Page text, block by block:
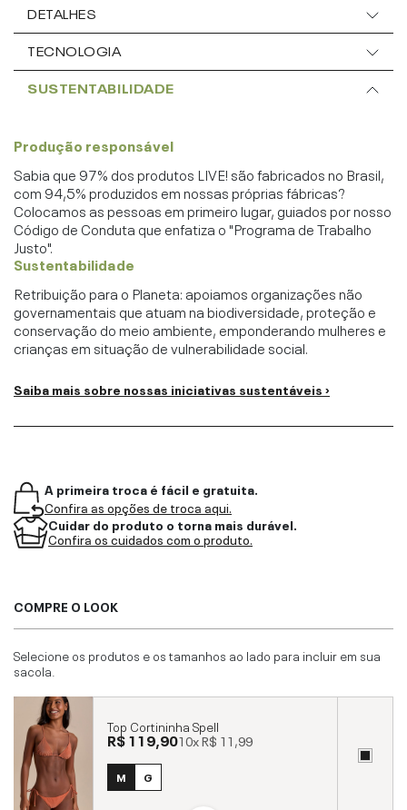
DETALHES
TECNOLOGIA
SUSTENTABILIDADE
Produção responsável
Sabia que 97% dos produtos LIVE! são fabricados no Brasil,
com 94,5% produzidos em nossas próprias fábricas?
Colocamos as pessoas em primeiro lugar, guiados por nosso
Código de Conduta que enfatiza o "Programa de Trabalho
Justo".
Sustentabilidade
Retribuição para o Planeta: apoiamos organizações não
governamentais que atuam na biodiversidade, proteção e
conservação do meio ambiente, emponderando mulheres e
crianças em situação de vulnerabilidade social.
Saiba mais sobre nossas iniciativas sustentáveis ›
A primeira troca é fácil e gratuita.
Confira as opções de troca aqui.
Cuidar do produto o torna mais durável.
Confira os cuidados com o produto.
COMPRE O LOOK
Selecione os produtos e os tamanhos ao lado para incluir em sua
sacola.
Top Cortininha Spell
R$ 119,9010xR$ 11,99
M G